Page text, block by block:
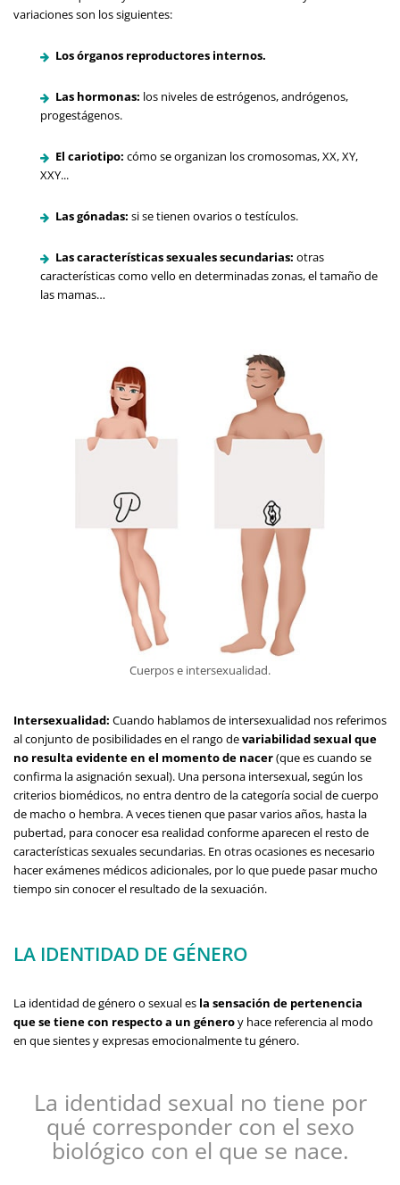
variaciones son los siguientes:
Los órganos reproductores internos.
Las hormonas: los niveles de estrógenos, andrógenos,
progestágenos.
El cariotipo: cómo se organizan los cromosomas, XX, XY,
XXY...
Las gónadas: si se tienen ovarios o testículos.
Las características sexuales secundarias: otras
características como vello en determinadas zonas, el tamaño de
las mamas…
Cuerpos e intersexualidad.
Intersexualidad: Cuando hablamos de intersexualidad nos referimos
al conjunto de posibilidades en el rango devariabilidad sexual que
no resulta evidente en el momento de nacer(que es cuando se
confirma la asignación sexual). Una persona intersexual, según los
criterios biomédicos, no entra dentro de la categoría social de cuerpo
de macho o hembra. A veces tienen que pasar varios años, hasta la
pubertad, para conocer esa realidad conforme aparecen el resto de
características sexuales secundarias. En otras ocasiones es necesario
hacer exámenes médicos adicionales, por lo que puede pasar mucho
tiempo sin conocer el resultado de la sexuación.
LA IDENTIDAD DE GÉNERO
La identidad de género o sexual es la sensación de pertenencia
que se tiene con respecto a un géneroy hace referencia al modo
en que sientes y expresas emocionalmente tu género.
La identidad sexual no tiene por
qué corresponder con el sexo
biológico con el que se nace.